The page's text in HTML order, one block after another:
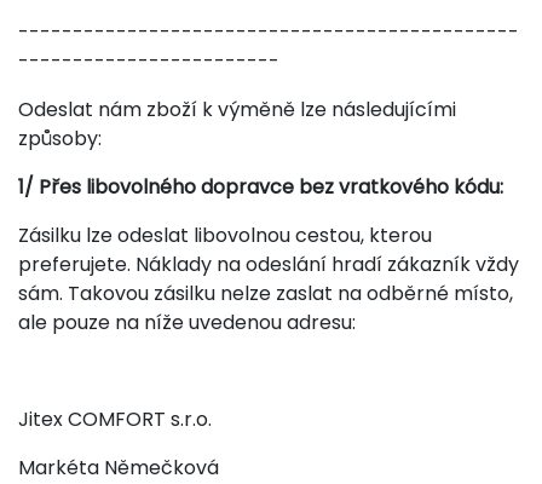
----------------------------------------------
------------------------
Odeslat nám zboží k výměně lze následujícími
způsoby:
1/ Přes libovolného dopravce bez vratkového kódu:
Zásilku lze odeslat libovolnou cestou, kterou
preferujete. Náklady na odeslání hradí zákazník vždy
sám. Takovou zásilku nelze zaslat na odběrné místo,
ale pouze na níže uvedenou adresu:
Jitex COMFORT s.r.o.
Markéta Němečková